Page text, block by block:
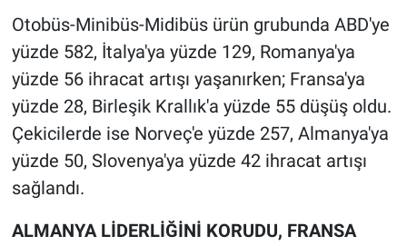
Otobüs-Minibüs-Midibüs ürün grubunda ABD'ye
yüzde 582, İtalya'ya yüzde 129, Romanya'ya
yüzde 56 ihracat artışı yaşanırken; Fransa'ya
yüzde 28, Birleşik Krallık'a yüzde 55 düşüş oldu.
Çekicilerde ise Norveç'e yüzde 257, Almanya'ya
yüzde 50, Slovenya'ya yüzde 42 ihracat artışı
sağlandı.
ALMANYA LİDERLİĞİNİ KORUDU, FRANSA